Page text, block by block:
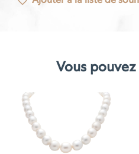
Vous